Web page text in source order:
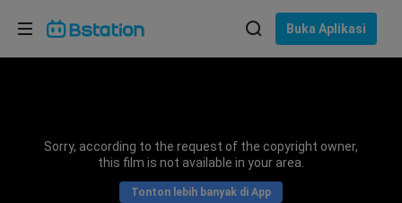
Buka Aplikasi
Sorry, according to the request of the copyright owner,
this film is not available in your area.
Tonton lebih banyak di App
Pilih bahasa